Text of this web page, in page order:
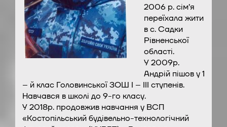
2006 р. сім’я
переїхала жити
в с. Садки
Рівненської
області.
У 2009р.
Андрій пішов у 1
– й клас Головинської ЗОШ I – III ступенів.
Навчався в школі до 9-го класу.
У 2018р. продовжив навчання у ВСП
«Костопільський будівельно-технологічний